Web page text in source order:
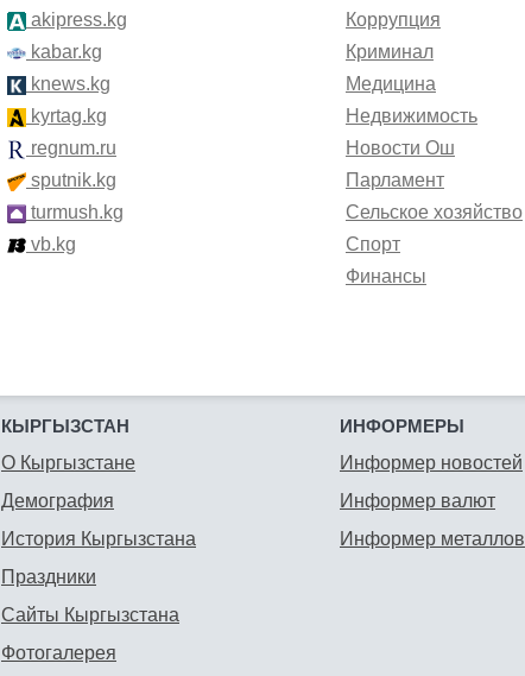
akipress.kg
kabar.kg
knews.kg
kyrtag.kg
regnum.ru
sputnik.kg
turmush.kg
vb.kg
Коррупция
Криминал
Медицина
Недвижимость
Новости Ош
Парламент
Сельское хозяйство
Спорт
Финансы
КЫРГЫЗСТАН
О Кыргызстане
Демография
История Кыргызстана
Праздники
Сайты Кыргызстана
Фотогалерея
ИНФОРМЕРЫ
Информер новостей
Информер валют
Информер металлов